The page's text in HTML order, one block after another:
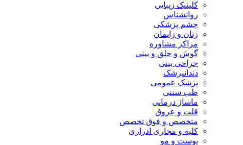
کلینیک زیبایی
روانشناس
چشم پزشکی
زنان و زایمان
مراکز مشاوره
گوش و حلق و بینی
جراحی بینی
دندانپزشک
پزشک عمومی
طب سنتی
ماساژ درمانی
قلب و عروق
متخصص و فوق تخصص
کلیه و مجاری ادراری
پوست و مو